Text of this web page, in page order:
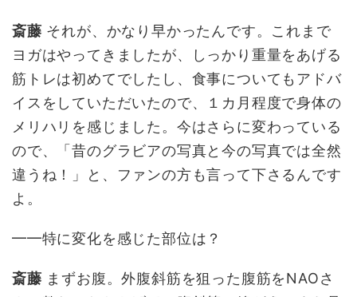
斎藤 それが、かなり早かったんです。これまで
ヨガはやってきましたが、しっかり重量をあげる
筋トレは初めてでしたし、食事についてもアドバ
イスをしていただいたので、１カ月程度で身体の
メリハリを感じました。今はさらに変わっている
ので、「昔のグラビアの写真と今の写真では全然
違うね！」と、ファンの方も言って下さるんです
よ。
━━特に変化を感じた部位は？
斎藤 まずお腹。外腹斜筋を狙った腹筋をNAOさ